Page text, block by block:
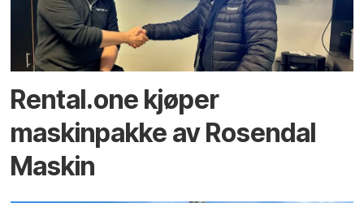
Rental.one kjøper
maskinpakke av Rosendal
Maskin